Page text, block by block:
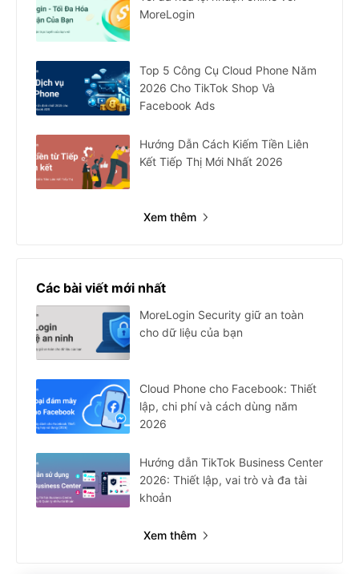
MoreLogin
Top 5 Công Cụ Cloud Phone Năm
2026 Cho TikTok Shop Và
Facebook Ads
Hướng Dẫn Cách Kiếm Tiền Liên
Kết Tiếp Thị Mới Nhất 2026
Xem thêm
Các bài viết mới nhất
MoreLogin Security giữ an toàn
cho dữ liệu của bạn
Cloud Phone cho Facebook: Thiết
lập, chi phí và cách dùng năm
2026
Hướng dẫn TikTok Business Center
2026: Thiết lập, vai trò và đa tài
khoản
Xem thêm